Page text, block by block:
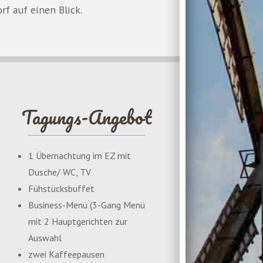
auf einen Blick.
Tagungs-Angebot
1 Übernachtung im EZ mit
Dusche/ WC, TV
Fühstücksbuffet
Business-Menü (3-Gang Menü
mit 2 Hauptgerichten zur
Auswahl
zwei Kaffeepausen